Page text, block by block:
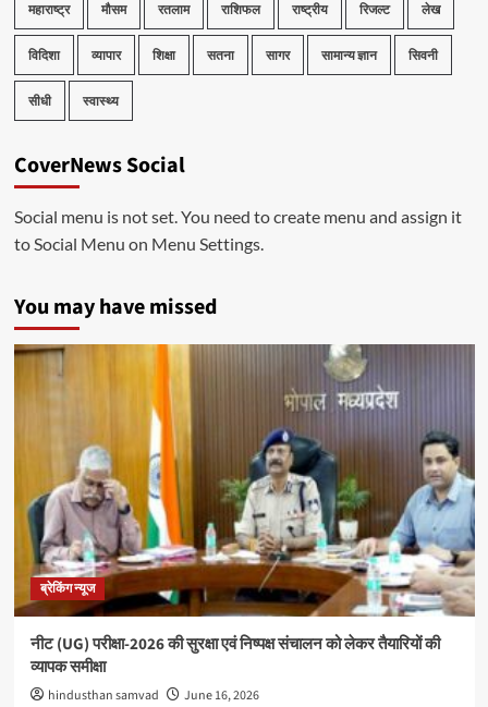
महाराष्ट्र मौसम रतलाम राशिफल राष्ट्रीय रिजल्ट लेख
विदिशा व्यापार शिक्षा सतना सागर सामान्य ज्ञान सिवनी
सीधी स्वास्थ्य
CoverNews Social
Social menu is not set. You need to create menu and assign it
to Social Menu on Menu Settings.
You may have missed
ब्रेकिंग न्यूज
नीट (UG) परीक्षा-2026 की सुरक्षा एवं निष्पक्ष संचालन को लेकर तैयारियों की
व्यापक समीक्षा
hindusthan samvad June 16, 2026